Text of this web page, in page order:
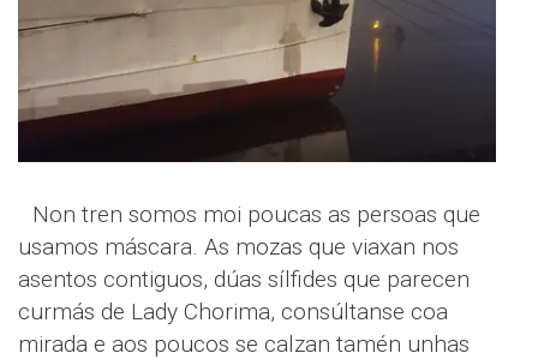
Non tren somos moi poucas as persoas que
usamos máscara. As mozas que viaxan nos
asentos contiguos, dúas sílfides que parecen
curmás de Lady Chorima, consúltanse coa
mirada e aos poucos se calzan tamén unhas